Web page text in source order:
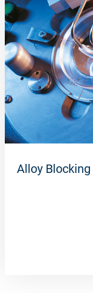
Alloy Blocking